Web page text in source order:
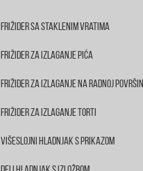
Frižider Sa Staklenim Vratima
Frižider Za Izlaganje Pića
Frižider Za Izlaganje Na Radnoj Površini
Frižider Za Izlaganje Torti
Višeslojni Hladnjak S Prikazom